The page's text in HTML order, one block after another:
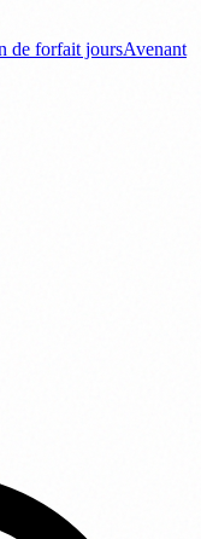
de forfait joursAvenant